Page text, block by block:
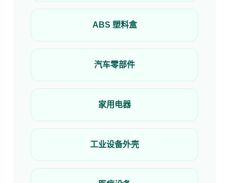
ABS 塑料盒
汽车零部件
家用电器
工业设备外壳